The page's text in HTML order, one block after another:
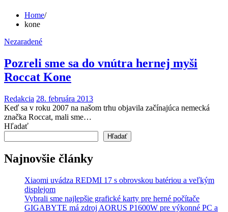
Home
kone
Nezaradené
Pozreli sme sa do vnútra hernej myši
Roccat Kone
Redakcia 28. februára 2013
Keď sa v roku 2007 na našom trhu objavila začínajúca nemecká
značka Roccat, mali sme…
Hľadať
Hľadať
Najnovšie články
Xiaomi uvádza REDMI 17 s obrovskou batériou a veľkým
displejom
Vybrali sme najlepšie grafické karty pre herné počítače
GIGABYTE má zdroj AORUS P1600W pre výkonné PC a